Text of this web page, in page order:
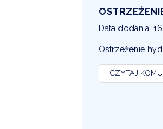
Data dodania:
OSTRZEŻENIE
CZYTAJ